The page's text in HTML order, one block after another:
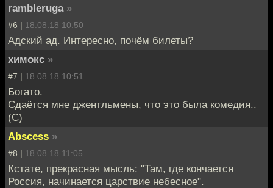
rambleruga »
#6 | 18.08.18 10:50
Адский ад. Интересно, почём билеты?
химокс »
#7 | 18.08.18 10:51
Богато.
Сдаётся мне джентльмены, что это была комедия..
(С)
Abscess »
#8 | 18.08.18 11:05
Кстате, прекрасная мысль: "Там, где кончается
Россия, начинается царствие небесное".